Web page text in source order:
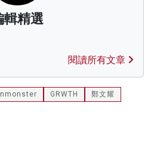
輯精選
閱讀所有文章
GRWTH
鄭文耀